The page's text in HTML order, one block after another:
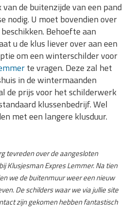
de buitenzijde van een pand
nodig. U moet bovendien over
Behoefte aan
u de klus liever over aan een
om een winterschilder voor
te vragen. Deze zal het
in de wintermaanden
de prijs voor het schilderwerk
klussenbedrijf. Wel
met een langere klusduur.
tevreden over de aangesloten
Klusjesman Expres Lemmer. Na tien
we de buitenmuur weer een nieuw
De schilders waar we via jullie site
zijn gekomen hebben fantastisch